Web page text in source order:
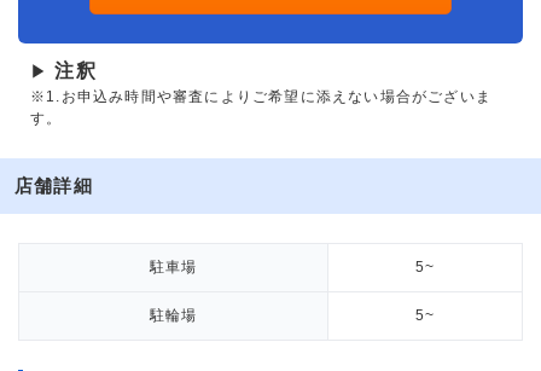
▶ 注釈
※1.お申込み時間や審査によりご希望に添えない場合がございま
す。
店舗詳細
駐車場 5~
駐輪場 5~